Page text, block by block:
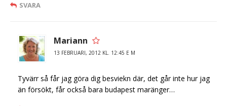
SVARA
Mariann
13 FEBRUARI, 2012 KL. 12:45 E M
Tyvärr så får jag göra dig besviekn där, det går inte hur jag
än försökt, får också bara budapest maränger…